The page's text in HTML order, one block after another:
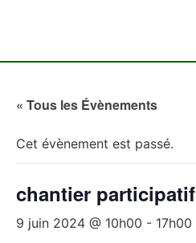
« Tous les Évènements
Cet évènement est passé.
chantier participatif
9 juin 2024 @ 10h00 - 17h00